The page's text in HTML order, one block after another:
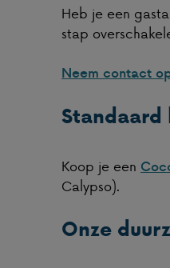
Heb je een
stap
Neem contact
Standaard
Koop je een
Calypso).
Onze